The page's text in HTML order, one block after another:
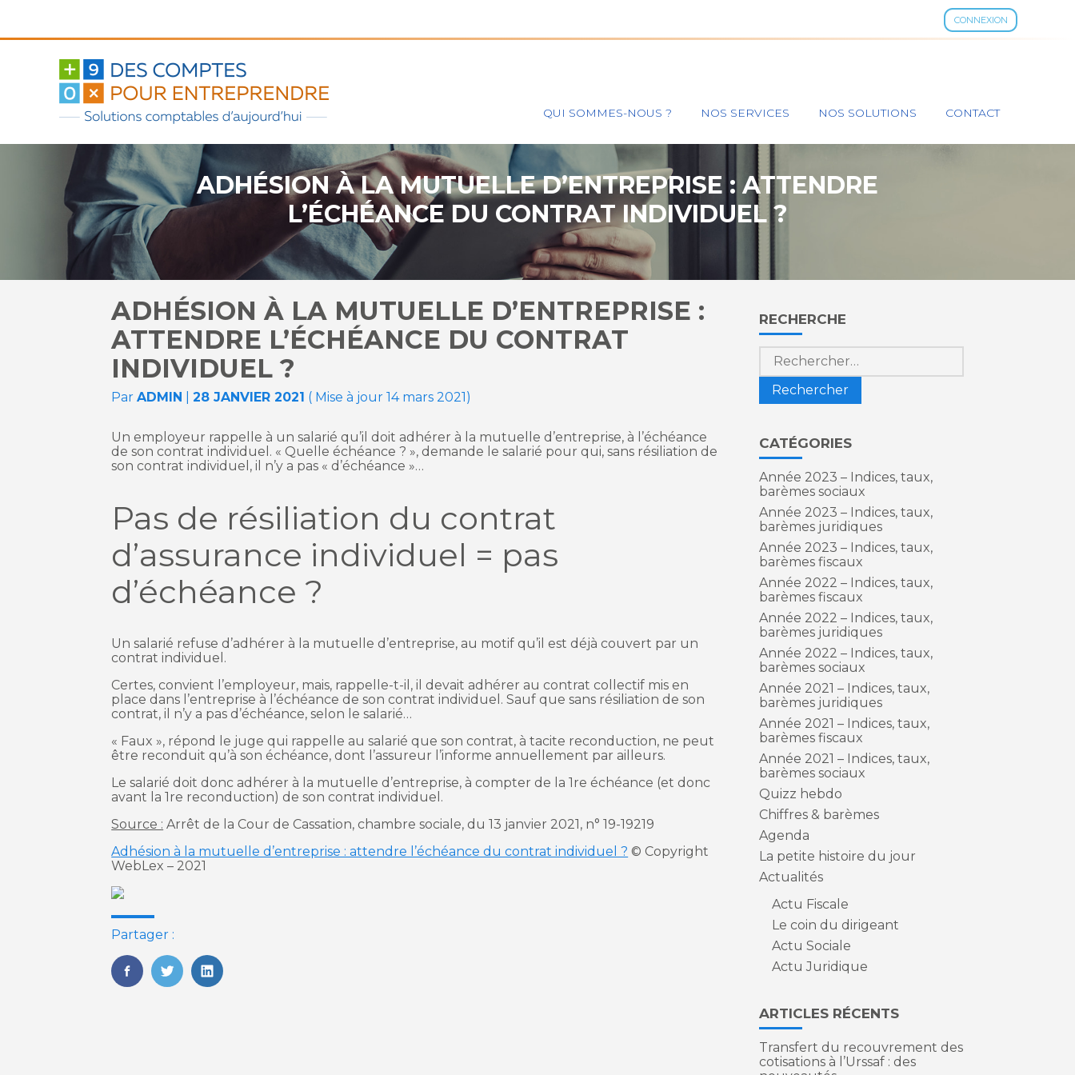
CONNEXION
au
contenu
Principal
QUI SOMMES-NOUS ? NOS SERVICES NOS SOLUTIONS CONTACT
ADHÉSION À LA MUTUELLE D’ENTREPRISE : ATTENDRE
L’ÉCHÉANCE DU CONTRAT INDIVIDUEL ?
ADHÉSION À LA MUTUELLE D’ENTREPRISE :
ATTENDRE L’ÉCHÉANCE DU CONTRAT
INDIVIDUEL ?
ParADMIN |28 JANVIER 2021 ( Mise à jour 14 mars 2021)
Un employeur rappelle à un salarié qu’il doit adhérer à la mutuelle d’entreprise, à l’échéance
de son contrat individuel. « Quelle échéance ? », demande le salarié pour qui, sans résiliation de
son contrat individuel, il n’y a pas « d’échéance »…
Pas de résiliation du contrat
d’assurance individuel = pas
d’échéance ?
Un salarié refuse d’adhérer à la mutuelle d’entreprise, au motif qu’il est déjà couvert par un
contrat individuel.
Certes, convient l’employeur, mais, rappelle-t-il, il devait adhérer au contrat collectif mis en
place dans l’entreprise à l’échéance de son contrat individuel. Sauf que sans résiliation de son
contrat, il n’y a pas d’échéance, selon le salarié…
« Faux », répond le juge qui rappelle au salarié que son contrat, à tacite reconduction, ne peut
être reconduit qu’à son échéance, dont l’assureur l’informe annuellement par ailleurs.
Le salarié doit donc adhérer à la mutuelle d’entreprise, à compter de la 1re échéance (et donc
avant la 1re reconduction) de son contrat individuel.
Source : Arrêt de la Cour de Cassation, chambre sociale, du 13 janvier 2021, n° 19-19219
Adhésion à la mutuelle d’entreprise : attendre l’échéance du contrat individuel ? © Copyright
WebLex – 2021
Partager :
FaceBook
TwitterLinkedIn
Blog
sidebar
RECHERCHE
Rechercher :
CATÉGORIES
Année 2023 – Indices, taux,
barèmes sociaux
Année 2023 – Indices, taux,
barèmes juridiques
Année 2023 – Indices, taux,
barèmes fiscaux
Année 2022 – Indices, taux,
barèmes fiscaux
Année 2022 – Indices, taux,
barèmes juridiques
Année 2022 – Indices, taux,
barèmes sociaux
Année 2021 – Indices, taux,
barèmes juridiques
Année 2021 – Indices, taux,
barèmes fiscaux
Année 2021 – Indices, taux,
barèmes sociaux
Quizz hebdo
Chiffres & barèmes
Agenda
La petite histoire du jour
Actualités
Actu Fiscale
Le coin du dirigeant
Actu Sociale
Actu Juridique
ARTICLES RÉCENTS
Transfert du recouvrement des
cotisations à l’Urssaf : des